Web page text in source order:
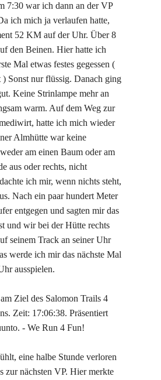
7:30 war ich dann an der VP
ich mich ja verlaufen hatte,
52 KM auf der Uhr. Über 8
den Beinen. Hier hatte ich
Mal etwas festes gegessen (
Sonst nur flüssig. Danach ging
Keine Strinlampe mehr an
warm. Auf dem Weg zur
hatte ich mich wieder
Almhütte war keine
am einen Baum oder am
aus oder rechts, nicht
ich mir, wenn nichts steht,
Nach ein paar hundert Meter
entgegen und sagten mir das
und wir bei der Hütte rechts
seinem Track an seiner Uhr
werde ich mir das nächste Mal
ausspielen.
eine halbe Stunde verloren
zur nächsten VP. Hier merkte